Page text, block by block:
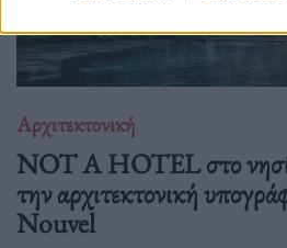
Αρχιτεκτονική
NOT A HOTEL στο νησί
την αρχιτεκτονική
Nouvel